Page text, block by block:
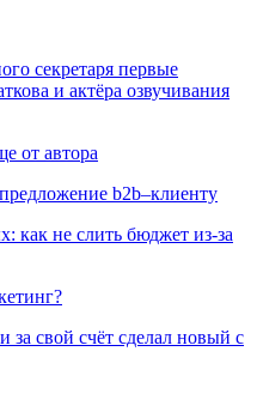
секретаря первые
и актёра озвучивания
от автора
b2b–клиенту
как не слить бюджет из-за
за свой счёт сделал новый с